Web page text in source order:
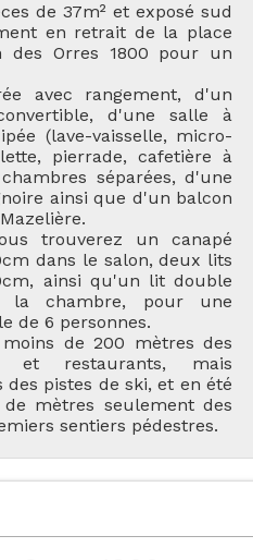
de 37m² et exposé sud
en retrait de la place
des Orres 1800 pour un
avec rangement, d'un
d'une salle à
(lave-vaisselle, micro-
pierrade, cafetière à
séparées, d'une
ainsi que d'un balcon
trouverez un canapé
dans le salon, deux lits
ainsi qu'un lit double
la chambre, pour une
de 6 personnes.
de 200 mètres des
et restaurants, mais
pistes de ski, et en été
mètres seulement des
sentiers pédestres.